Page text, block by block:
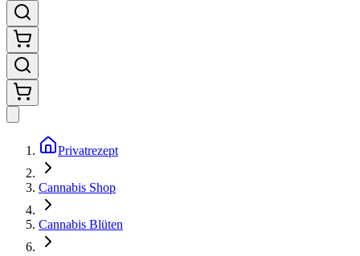
Privatrezept
Cannabis Shop
Cannabis Blüten